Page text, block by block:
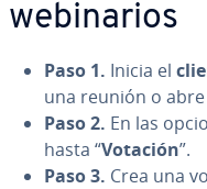
we­bi­na­rios
Paso 1. Inicia el
una reunión o
Paso 2. En las
hasta “Votación”.
Paso 3. Crea una